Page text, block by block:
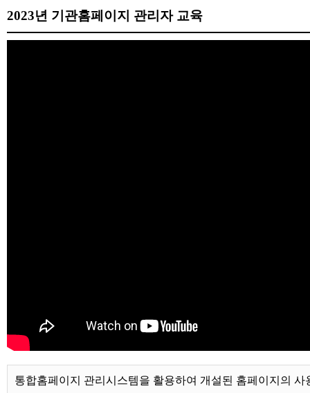
2023년 기관홈페이지 관리자 교육
통합홈페이지 관리시스템을 활용하여 개설된 홈페이지의 사